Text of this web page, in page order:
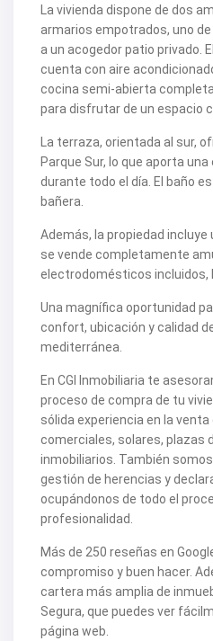
V2467
V2471
V2475
V2477
V2478
V2482
V2487
V2488
V2489
V2491
V2494
V2496
V2497
V2499
V2502
V2503
V2506
V2508
V2509
V2512
V2514
V2518
V2520
V2522
V2531
V2532
V2533
V2535
V2536
V2537
La vivienda dispone de dos
armarios empotrados, uno
a un acogedor patio privado.
cuenta con aire
cocina semi-abierta
para disfrutar de un espacio
La terraza, orientada al sur,
Parque Sur, lo que aporta
durante todo el día. El baño
bañera.
Además, la propiedad
se vende completamente
electrodomésticos incluidos,
Una magnífica oportunidad
confort, ubicación y calidad
mediterránea.
En CGI Inmobiliaria te
proceso de compra de tu
sólida experiencia en la
comerciales, solares, plazas
inmobiliarios. También
gestión de herencias y
ocupándonos de todo el
profesionalidad.
Más de 250 reseñas en
compromiso y buen hacer.
cartera más amplia de
Segura, que puedes ver
página web.